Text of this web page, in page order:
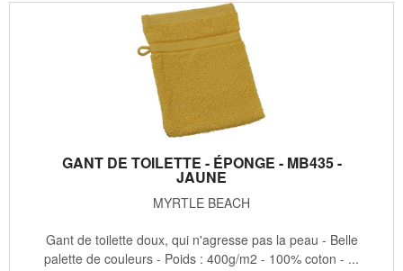
GANT DE TOILETTE - ÉPONGE - MB435 -
JAUNE
MYRTLE BEACH
Gant de toilette doux, qui n'agresse pas la peau - Belle
palette de couleurs - Poids : 400g/m2 - 100% coton - ...